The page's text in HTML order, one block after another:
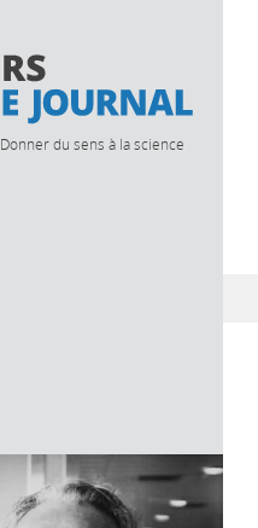
Donner du sens à la science